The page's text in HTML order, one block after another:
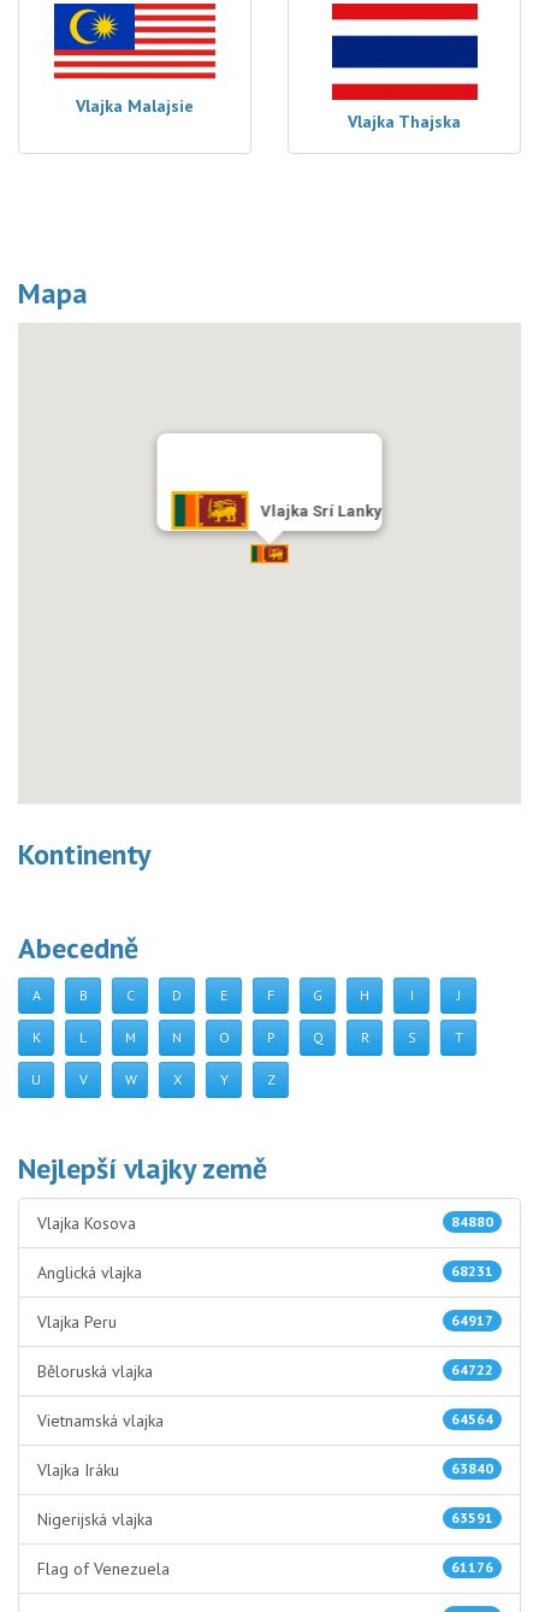
Vlajka Malajsie
Vlajka Thajska
Mapa
Vlajka Srí Lanky
Kontinenty
Abecedně
A B C D E F G H I J
K L M N O P Q R S T
U V W X Y Z
Nejlepší vlajky země
84880
Vlajka Kosova
68231
Anglická vlajka
64917
Vlajka Peru
64722
Běloruská vlajka
64564
Vietnamská vlajka
63840
Vlajka Iráku
63591
Nigerijská vlajka
61176
Flag of Venezuela